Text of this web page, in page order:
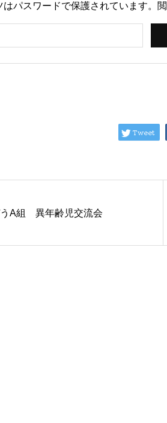
はパスワードで保護されています。
Tweet
A組 異年齢児交流会